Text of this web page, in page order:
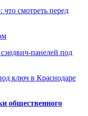
смотреть перед
сэндвич-панелей под
ключ в Краснодаре
общественного